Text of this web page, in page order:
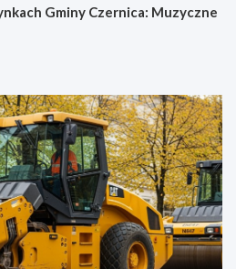
Gminy Czernica: Muzyczne